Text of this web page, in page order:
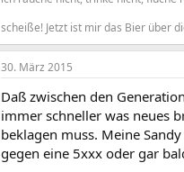
scheiße! Jetzt ist mir das Bier über
30. März 2015
Daß zwischen den
immer schneller was neues
beklagen muss. Meine
gegen eine 5xxx oder gar